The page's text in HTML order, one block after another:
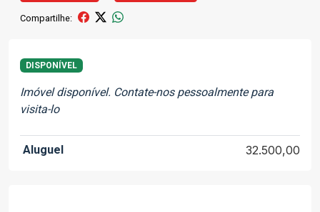
Compartilhe:
DISPONÍVEL
Imóvel disponível. Contate-nos pessoalmente para
visita-lo
Aluguel 32.500,00